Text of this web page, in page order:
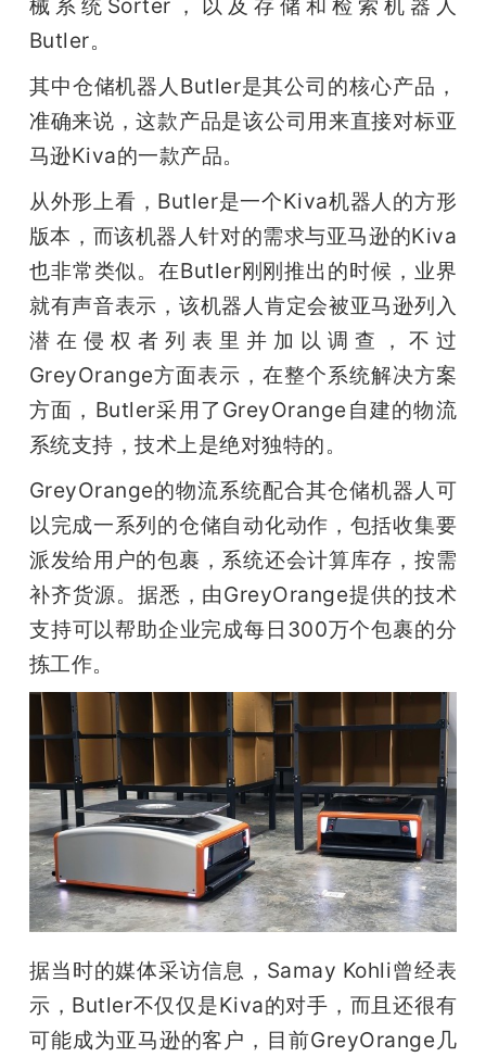
械系统Sorter，以及存储和检索机器人
Butler。
其中仓储机器人Butler是其公司的核心产品，
准确来说，这款产品是该公司用来直接对标亚
马逊Kiva的一款产品。
从外形上看，Butler是一个Kiva机器人的方形
版本，而该机器人针对的需求与亚马逊的Kiva
也非常类似。在Butler刚刚推出的时候，业界
就有声音表示，该机器人肯定会被亚马逊列入
潜在侵权者列表里并加以调查，不过
GreyOrange方面表示，在整个系统解决方案
方面，Butler采用了GreyOrange自建的物流
系统支持，技术上是绝对独特的。
GreyOrange的物流系统配合其仓储机器人可
以完成一系列的仓储自动化动作，包括收集要
派发给用户的包裹，系统还会计算库存，按需
补齐货源。据悉，由GreyOrange提供的技术
支持可以帮助企业完成每日300万个包裹的分
拣工作。
据当时的媒体采访信息，Samay Kohli曾经表
示，Butler不仅仅是Kiva的对手，而且还很有
可能成为亚马逊的客户，目前GreyOrange几